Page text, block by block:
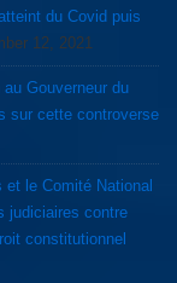
du Covid puis
12, 2021
Gouverneur du
sur cette controverse
et le Comité National
judiciaires contre
constitutionnel